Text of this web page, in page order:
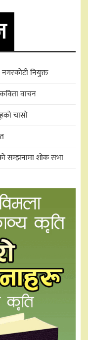
नगरकोटी नियुक्त
वाचन
चासो
सम्झनामा शोक सभा